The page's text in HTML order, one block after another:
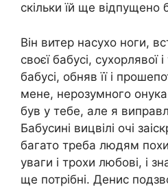
скільки їй ще відпущено
Він витер насухо ноги,
своєї бабусі, сухорлявої
бабусі, обняв її і
мене, нерозумного
був у тебе, але я
Бабусині вицвілі очі
багато треба людям
уваги і трохи любові, і
ще потрібні. Денис